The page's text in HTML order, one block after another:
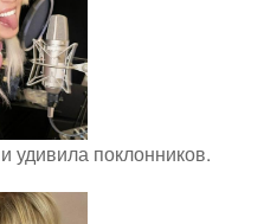
удивила поклонников.